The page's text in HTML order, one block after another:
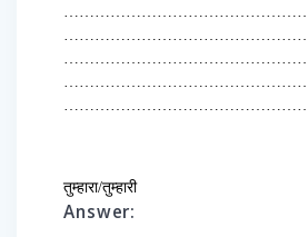
तुम्हारा/तुम्हारी
Answer: